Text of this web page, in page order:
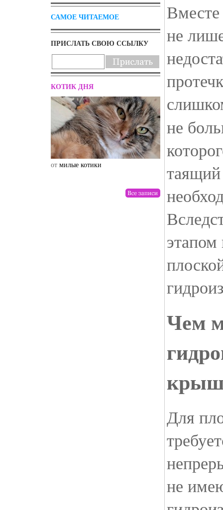
САМОЕ ЧИТАЕМОЕ
ПРИСЛАТЬ СВОЮ ССЫЛКУ
КОТИК ДНЯ
от милые котики
Вместе
не
не
таящий
этапом
Чем
Для
не